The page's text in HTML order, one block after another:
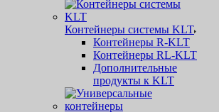
Контейнеры системы KLT
Контейнеры R-KLT
Контейнеры RL-KLT
Дополнительные
продукты к KLT